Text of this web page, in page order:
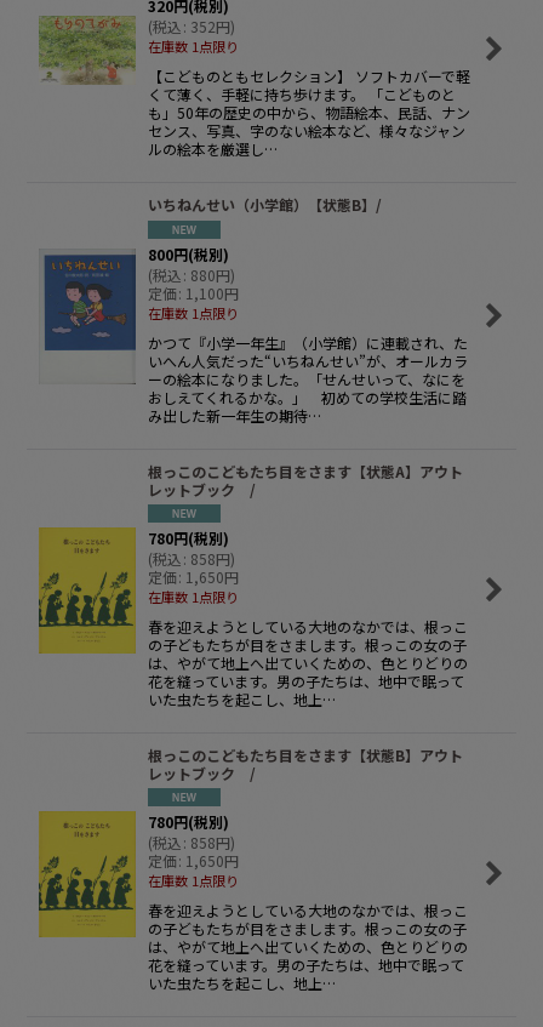
320円(税別)
(税込: 352円)
在庫数 1点限り
【こどものともセレクション】 ソフトカバーで軽
くて薄く、手軽に持ち歩けます。 「こどものと
も」50年の歴史の中から、物語絵本、民話、ナン
センス、写真、字のない絵本など、様々なジャン
ルの絵本を厳選し…
いちねんせい（小学館）【状態B】/
800円(税別)
(税込: 880円)
定価: 1,100円
在庫数 1点限り
かつて『小学一年生』（小学館）に連載され、た
いへん人気だった“いちねんせい”が、オールカラ
ーの絵本になりました。「せんせいって、なにを
おしえてくれるかな。」 初めての学校生活に踏
み出した新一年生の期待…
根っこのこどもたち目をさます【状態A】アウト
レットブック /
780円(税別)
(税込: 858円)
定価: 1,650円
在庫数 1点限り
春を迎えようとしている大地のなかでは、根っこ
の子どもたちが目をさまします。根っこの女の子
は、やがて地上へ出ていくための、色とりどりの
花を縫っています。男の子たちは、地中で眠って
いた虫たちを起こし、地上…
根っこのこどもたち目をさます【状態B】アウト
レットブック /
780円(税別)
(税込: 858円)
定価: 1,650円
在庫数 1点限り
春を迎えようとしている大地のなかでは、根っこ
の子どもたちが目をさまします。根っこの女の子
は、やがて地上へ出ていくための、色とりどりの
花を縫っています。男の子たちは、地中で眠って
いた虫たちを起こし、地上…